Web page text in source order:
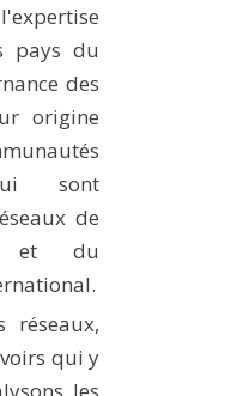
pays du
des
origine
sont
de
et du
réseaux,
qui y
les